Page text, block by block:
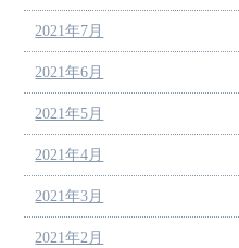
2021年7月
2021年6月
2021年5月
2021年4月
2021年3月
2021年2月